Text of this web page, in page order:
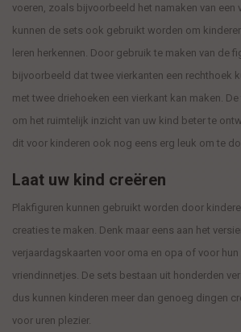
voeren, zoals bijvoorbeeld het namaken van een
kunnen de sets ook gebruikt worden om
leren herkennen. Door gebruik te maken van de
bijvoorbeeld dat twee vierkanten een rechthoek
met twee driehoeken een vierkant kan maken.
om het ruimtelijk inzicht van uw kind beter te
dit voor kinderen ook nog eens erg leuk om te
Laat uw kind creëren
Plakfiguren kunnen gebruikt worden door
creaties te maken. Denk maar eens aan het
verjaardagskaarten voor oma en opa of voor hun
vriendinnetjes. De sets bestaan uit honderden
dus kunnen kinderen meer dan genoeg dingen
voor uren plezier.